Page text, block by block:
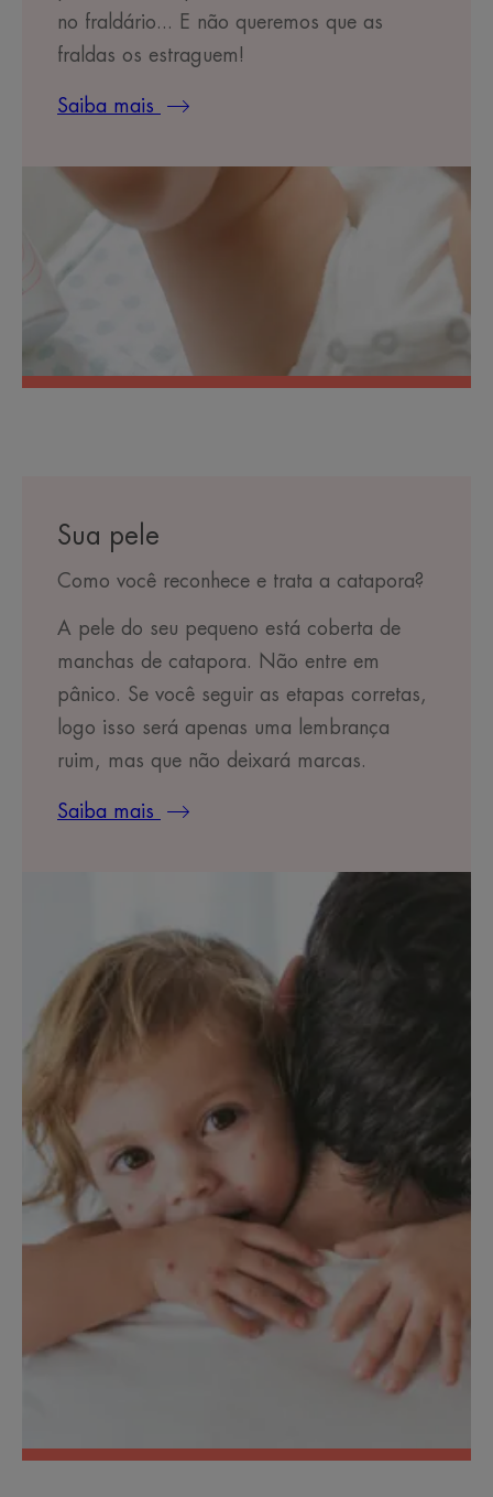
no fraldário... E não queremos que as
fraldas os estraguem!
Saiba mais
Sua pele
Como você reconhece e trata a catapora?
A pele do seu pequeno está coberta de
manchas de catapora. Não entre em
pânico. Se você seguir as etapas corretas,
logo isso será apenas uma lembrança
ruim, mas que não deixará marcas.
Saiba mais